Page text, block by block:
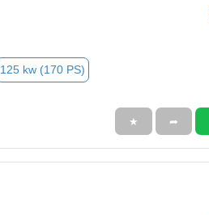
125 kw (170 PS)
★ ➦